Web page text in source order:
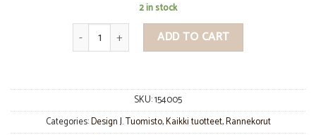
2 in stock
Jääpuikko rannerengas, J. Tuomisto quantity
ADD TO CART
SKU:154005
Categories:Design J. Tuomisto,Kaikki tuotteet,Rannekorut